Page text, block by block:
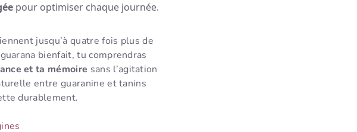
pour optimiser chaque journée.
jusqu’à quatre fois plus de
bienfait, tu comprendras
et ta mémoire sans l’agitation
entre guaranine et tanins
durablement.